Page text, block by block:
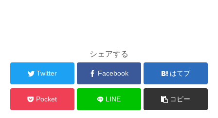
シェアする
Twitter Facebook はてブ
Pocket LINE コピー